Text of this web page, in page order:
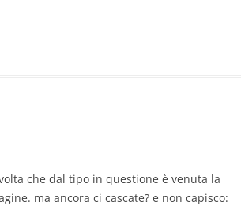
che dal tipo in questione è venuta la
ma ancora ci cascate? e non capisco: